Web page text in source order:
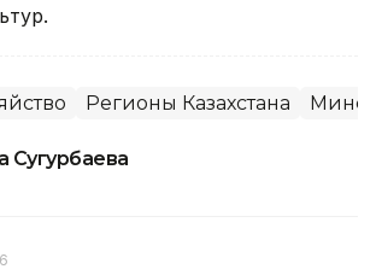
Регионы Казахстана
Сугурбаева